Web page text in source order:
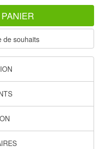
de souhaits